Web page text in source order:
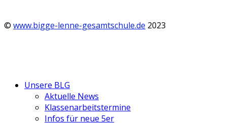
© www.bigge-lenne-gesamtschule.de 2023
Unsere BLG
Aktuelle News
Klassenarbeitstermine
Infos für neue 5er